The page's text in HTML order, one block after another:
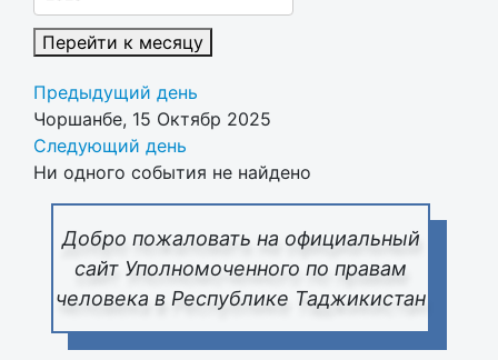
Добро пожаловать на официальный
сайт Уполномоченного по правам
человека в Республике Таджикистан
Перейти к месяцу
Предыдущий день
Чоршанбе, 15 Октябр 2025
Следующий день
Ни одного события не найдено